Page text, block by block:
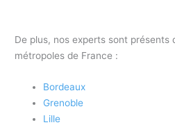
De plus, nos experts sont présents
métropoles de France :
Bordeaux
Grenoble
Lille